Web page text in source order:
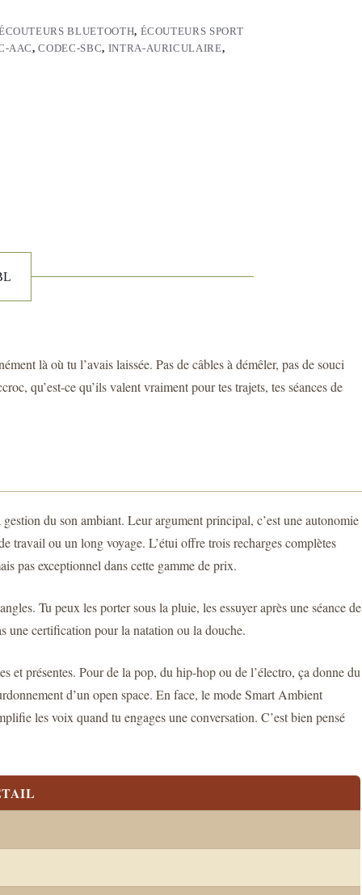
BLUETOOTH, ÉCOUTEURS SPORT
AAC,CODEC-SBC, INTRA-AURICULAIRE,
là où tu l’avais laissée. Pas de câbles à démêler, pas de souci
qu’est-ce qu’ils valent vraiment pour tes trajets, tes séances de
du son ambiant. Leur argument principal, c’est une autonomie
travail ou un long voyage. L’étui offre trois recharges complètes
pas exceptionnel dans cette gamme de prix.
Tu peux les porter sous la pluie, les essuyer après une séance de
une certification pour la natation ou la douche.
et présentes. Pour de la pop, du hip-hop ou de l’électro, ça donne du
d’un open space. En face, le mode Smart Ambient
les voix quand tu engages une conversation. C’est bien pensé